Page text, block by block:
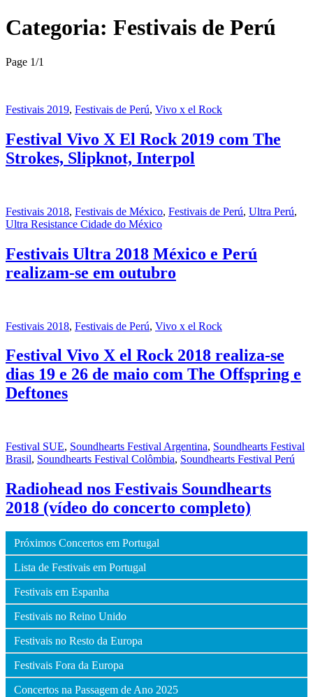
Categoria: Festivais de Perú
Page 1/1
Festivais 2019, Festivais de Perú, Vivo x el Rock
Festival Vivo X El Rock 2019 com The
Strokes, Slipknot, Interpol
Festivais 2018, Festivais de México, Festivais de Perú, Ultra Perú,
Ultra Resistance Cidade do México
Festivais Ultra 2018 México e Perú
realizam-se em outubro
Festivais 2018, Festivais de Perú, Vivo x el Rock
Festival Vivo X el Rock 2018 realiza-se
dias 19 e 26 de maio com The Offspring e
Deftones
Festival SUE, Soundhearts Festival Argentina, Soundhearts Festival
Brasil, Soundhearts Festival Colômbia, Soundhearts Festival Perú
Radiohead nos Festivais Soundhearts
2018 (vídeo do concerto completo)
Próximos Concertos em Portugal
Lista de Festivais em Portugal
Festivais em Espanha
Festivais no Reino Unido
Festivais no Resto da Europa
Festivais Fora da Europa
Concertos na Passagem de Ano 2025